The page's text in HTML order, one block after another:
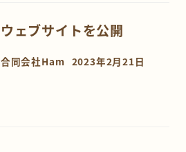
ウェブサイトを公開
合同会社Ham 2023年2月21日